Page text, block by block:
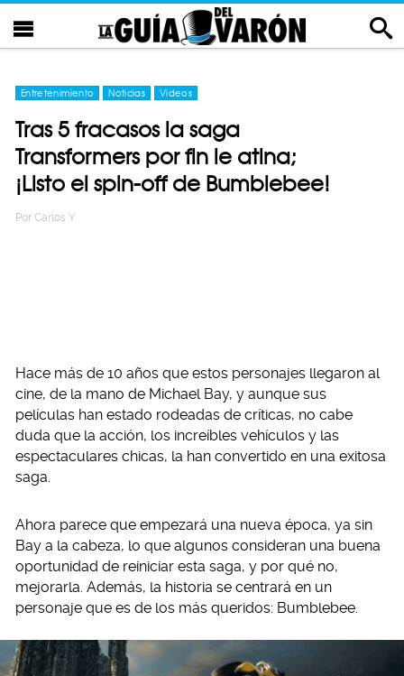
Entretenimiento Noticias Videos
Tras 5 fracasos la saga
Transformers por fin le atina;
¡Listo el spin-off de Bumblebee!
Por Carlos Y
Hace más de 10 años que estos personajes llegaron al
cine, de la mano de Michael Bay, y aunque sus
películas han estado rodeadas de críticas, no cabe
duda que la acción, los increíbles vehículos y las
espectaculares chicas, la han convertido en una exitosa
saga.
Ahora parece que empezará una nueva época, ya sin
Bay a la cabeza, lo que algunos consideran una buena
oportunidad de reiniciar esta saga, y por qué no,
mejorarla. Además, la historia se centrará en un
personaje que es de los más queridos: Bumblebee.